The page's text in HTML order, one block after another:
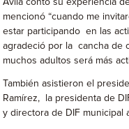
Ávila contó su experiencia
mencionó “cuando me
estar participando en las
agradeció por la cancha de
muchos adultos será más
También asistieron el
Ramírez, la presidenta de
y directora de DIF